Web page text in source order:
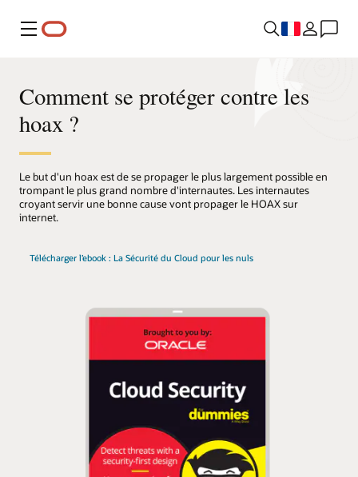
Menu
Comment se protéger contre les
hoax ?
Le but d'un hoax est de se propager le plus largement possible en
trompant le plus grand nombre d'internautes. Les internautes
croyant servir une bonne cause vont propager le HOAX sur
internet.
Télécharger l’ebook : La Sécurité du Cloud pour les nuls